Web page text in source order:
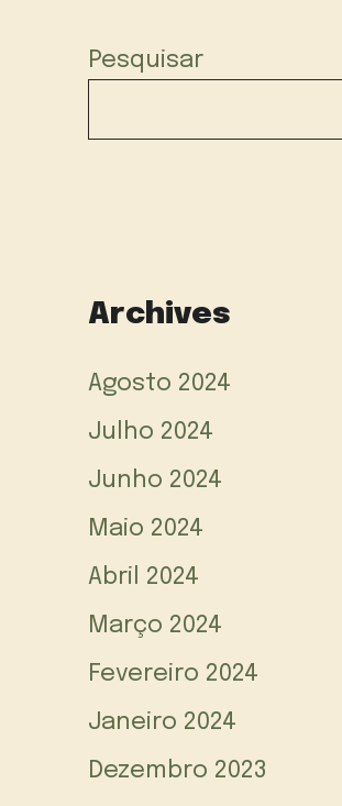
Pesquisar
Archives
Agosto 2024
Julho 2024
Junho 2024
Maio 2024
Abril 2024
Março 2024
Fevereiro 2024
Janeiro 2024
Dezembro 2023